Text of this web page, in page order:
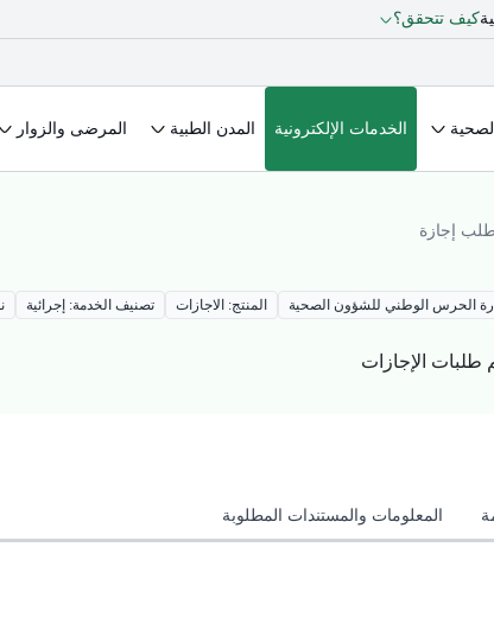
كيف تتحقق؟
الخدمات الإلكترونية المدن الطبية المرضى والزوار
إجازة
الحرس الوطني للشؤون الصحية المنتج: الاجازات تصنيف الخدمة: إجرائية
الإجازات
المعلومات والمستندات المطلوبة